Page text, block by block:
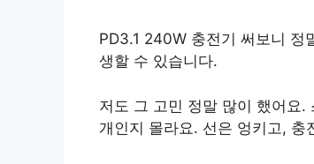
PD3.1 240W 충전기 써보니 정
생할 수 있습니다.
저도 그 고민 정말 많이 했어요.
개인지 몰라요. 선은 엉키고, 충